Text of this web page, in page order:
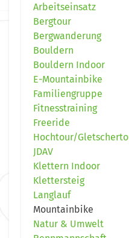
Arbeitseinsatz
Bergtour
Bergwanderung
Bouldern
Bouldern Indoor
E-Mountainbike
Familiengruppe
Fitnesstraining
Freeride
Hochtour/
JDAV
Klettern Indoor
Klettersteig
Langlauf
Mountainbike
Natur & Umwelt